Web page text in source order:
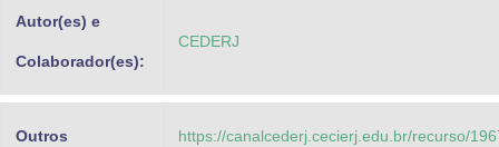
Banco Central do Brasil
Autor(es) e
Colaborador(es):
CEDERJ
Outros https://canalcederj.cecierj.edu.br/recurso/